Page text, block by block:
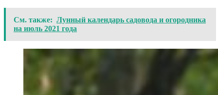
См. также: Лунный календарь садовода и огородника
на июль 2021 года